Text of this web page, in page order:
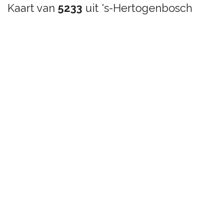
Kaart van 5233 uit 's-Hertogenbosch